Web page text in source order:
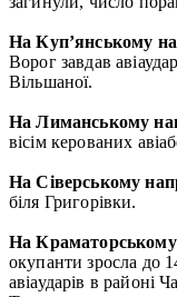
На Куп’янському
Ворог завдав
Вільшаної.
На Лиманському
вісім керованих
На Сіверському
біля Григорівки.
На
окупанти зросла до
авіаударів в районі